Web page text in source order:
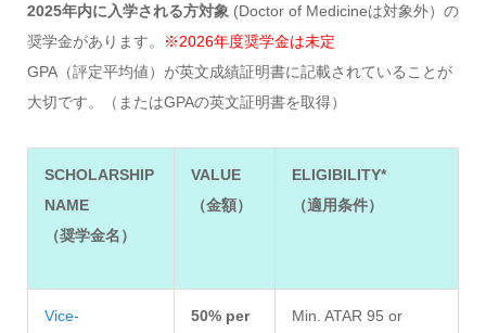
2025年内に入学される方対象 (Doctor of Medicineは対象外）の
奨学金があります。
※2026年度奨学金は未定
GPA（評定平均値）が英文成績証明書に記載されていることが
大切です。（またはGPAの英文証明書を取得）
SCHOLARSHIP
NAME
（奨学金名）
VALUE
（金額）
ELIGIBILITY*
（適用条件）
Vice-
50% per
Min. ATAR 95 or